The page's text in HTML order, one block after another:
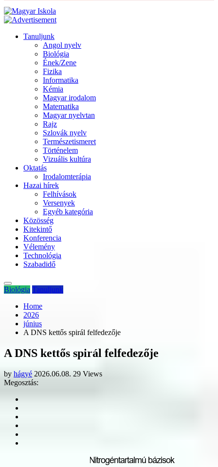
Tanuljunk
Angol nyelv
Biológia
Ének/Zene
Fizika
Informatika
Kémia
Magyar irodalom
Matematika
Magyar nyelvtan
Rajz
Szlovák nyelv
Természetismeret
Történelem
Vizuális kultúra
Oktatás
Irodalomterápia
Hazai hírek
Felhívások
Versenyek
Egyéb kategória
Közösség
Kitekintő
Konferencia
Vélemény
Technológia
Szabadidő
Biológia Tanuljunk
Home
2026
június
A DNS kettős spirál felfedezője
A DNS kettős spirál felfedezője
by hágyé 2026.06.08. 29 Views
Megosztás: